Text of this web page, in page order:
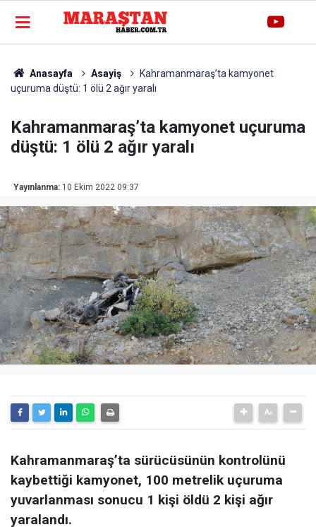
Anasayfa Asayiş
Kahramanmaraş’ta kamyonet
uçuruma düştü: 1 ölü 2 ağır yaralı
Kahramanmaraş’ta kamyonet uçuruma
düştü: 1 ölü 2 ağır yaralı
Yayınlanma: 10 Ekim 2022 09:37
Kahramanmaraş’ta sürücüsünün kontrolünü
kaybettiği kamyonet, 100 metrelik uçuruma
yuvarlanması sonucu 1 kişi öldü 2 kişi ağır
yaralandı.